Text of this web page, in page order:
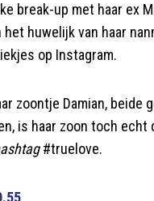
break-up met haar ex
huwelijk van haar
op Instagram.
zoontje Damian,
is haar zoon toch echt
#truelove.